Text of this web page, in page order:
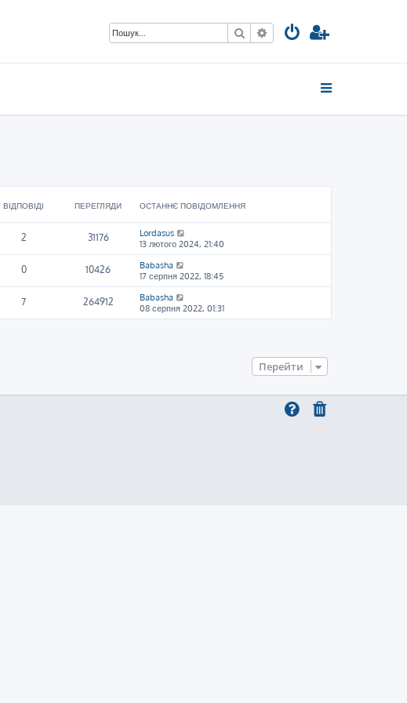
ПошукРозширений пошук
ВІДПОВІДІ ПЕРЕГЛЯДИ ОСТАННЄ ПОВІДОМЛЕННЯ
2 31176
Lordasus
13 лютого 2024, 21:40
0 10426
Babasha
17 серпня 2022, 18:45
7 264912
Babasha
08 серпня 2022, 01:31
Перейти